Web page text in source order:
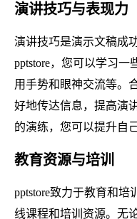
演讲技巧与表现力
演讲技巧是演示文稿成
pptstore，您可以学习
用手势和眼神交流等。
好地传达信息，提高演
的演练，您可以提升自
教育资源与培训
pptstore致力于教育和
线课程和培训资源。无